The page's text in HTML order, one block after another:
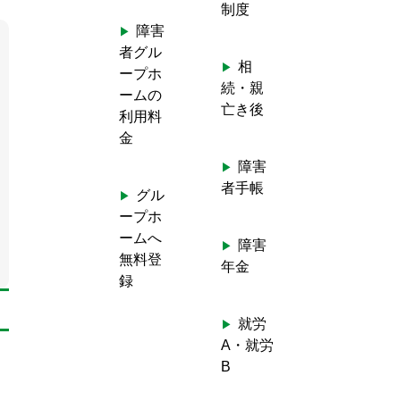
障害
者グル
ープホ
ームの
利用料
金
グル
ープホ
ームへ
無料登
録
制度
相
続・親
亡き後
障害
者手帳
障害
年金
就労
A・就労
B